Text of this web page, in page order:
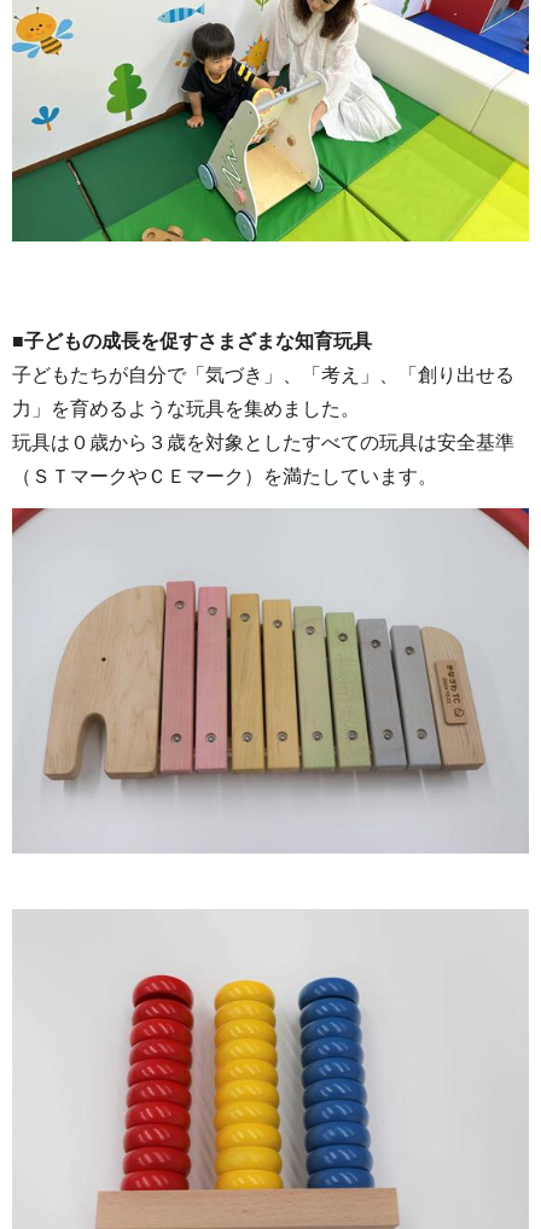
■子どもの成長を促すさまざまな知育玩具
子どもたちが自分で「気づき」、「考え」、「創り出せる
力」を育めるような玩具を集めました。
玩具は０歳から３歳を対象としたすべての玩具は安全基準
（ＳＴマークやＣＥマーク）を満たしています。